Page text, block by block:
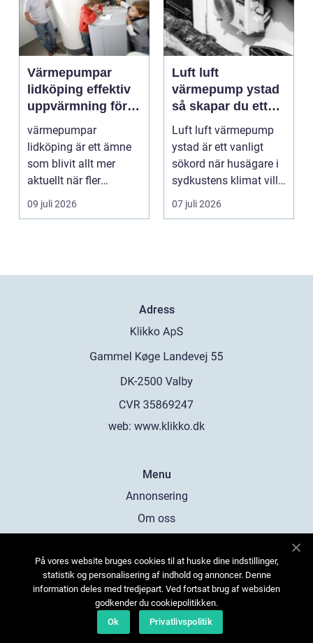
Värmepumpar
lidköping effektiv
uppvärmning för
hus och
fastigheter
värmepumpar
lidköping är ett ämne
som blivit allt mer
aktuellt när fler
fastighetsägare vill
kombine...
09 juli 2026
Luft luft
värmepump ystad
så skapar du ett
behagligt
inomhusklimat
Året om
Luft luft värmepump
ystad är ett vanligt
sökord när husägare i
sydkustens klimat vill
hitta ett smar...
07 juli 2026
Adress
web: www.klikko.dk
Menu
Annonsering
Om oss
Kontakta oss
Sitemap
På vores website bruges cookies til at huske dine indstillinger,
statistik og personalisering af indhold og annoncer. Denne
information deles med tredjepart. Ved fortsat brug af websiden
godkender du cookiepolitikken.
Ok
Privatlivspolitik